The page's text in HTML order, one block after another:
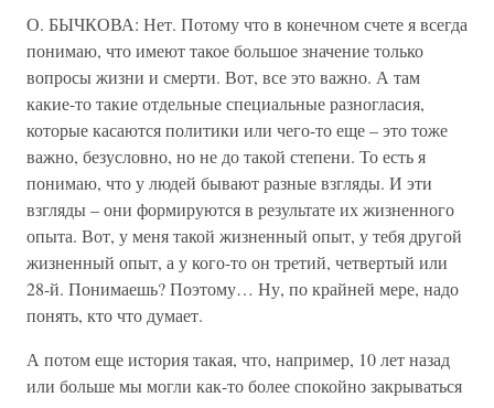
О. БЫЧКОВА: Нет. Потому что в конечном счете я всегда
понимаю, что имеют такое большое значение только
вопросы жизни и смерти. Вот, все это важно. А там
какие-то такие отдельные специальные разногласия,
которые касаются политики или чего-то еще – это тоже
важно, безусловно, но не до такой степени. То есть я
понимаю, что у людей бывают разные взгляды. И эти
взгляды – они формируются в результате их жизненного
опыта. Вот, у меня такой жизненный опыт, у тебя другой
жизненный опыт, а у кого-то он третий, четвертый или
28-й. Понимаешь? Поэтому… Ну, по крайней мере, надо
понять, кто что думает.
А потом еще история такая, что, например, 10 лет назад
или больше мы могли как-то более спокойно закрываться